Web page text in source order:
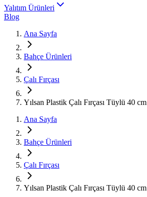
Yalıtım Ürünleri
Blog
Ana Sayfa
Bahçe Ürünleri
Çalı Fırçası
Yılsan Plastik Çalı Fırçası Tüylü 40 cm
Ana Sayfa
Bahçe Ürünleri
Çalı Fırçası
Yılsan Plastik Çalı Fırçası Tüylü 40 cm